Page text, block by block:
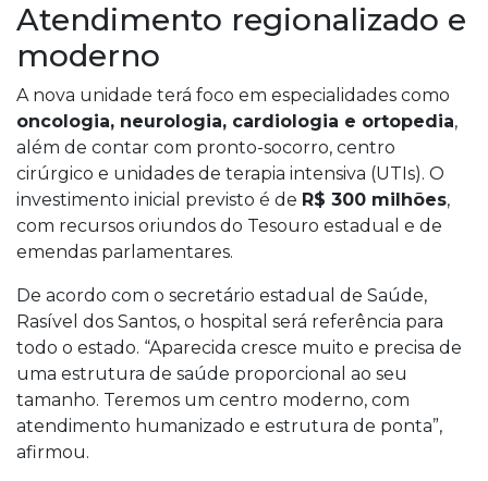
Atendimento regionalizado e
moderno
A nova unidade terá foco em especialidades como
oncologia, neurologia, cardiologia e ortopedia,
além de contar com pronto-socorro, centro
cirúrgico e unidades de terapia intensiva (UTIs). O
investimento inicial previsto é de R$ 300 milhões,
com recursos oriundos do Tesouro estadual e de
emendas parlamentares.
De acordo com o secretário estadual de Saúde,
Rasível dos Santos, o hospital será referência para
todo o estado. “Aparecida cresce muito e precisa de
uma estrutura de saúde proporcional ao seu
tamanho. Teremos um centro moderno, com
atendimento humanizado e estrutura de ponta”,
afirmou.